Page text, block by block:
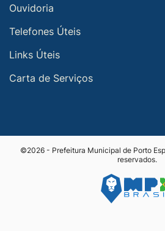
Ouvidoria
Telefones Úteis
Links Úteis
Carta de Serviços
©2026 - Prefeitura Municipal de Porto
reservados.